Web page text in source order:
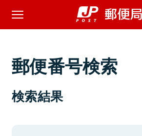
郵便番号検索
検索結果